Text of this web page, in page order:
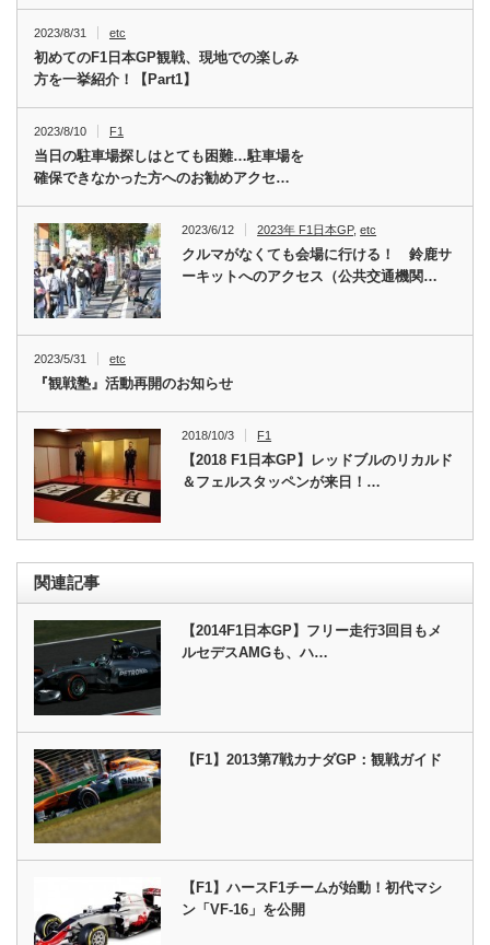
2023/8/31 etc
初めてのF1日本GP観戦、現地での楽しみ
方を一挙紹介！【Part1】
2023/8/10 F1
当日の駐車場探しはとても困難…駐車場を
確保できなかった方へのお勧めアクセ…
2023/6/12 2023年 F1日本GP,etc
クルマがなくても会場に行ける！ 鈴鹿サ
ーキットへのアクセス（公共交通機関…
2023/5/31 etc
『観戦塾』活動再開のお知らせ
2018/10/3 F1
【2018 F1日本GP】レッドブルのリカルド
＆フェルスタッペンが来日！…
関連記事
【2014F1日本GP】フリー走行3回目もメ
ルセデスAMGも、ハ…
【F1】2013第7戦カナダGP：観戦ガイド
【F1】ハースF1チームが始動！初代マシ
ン「VF-16」を公開